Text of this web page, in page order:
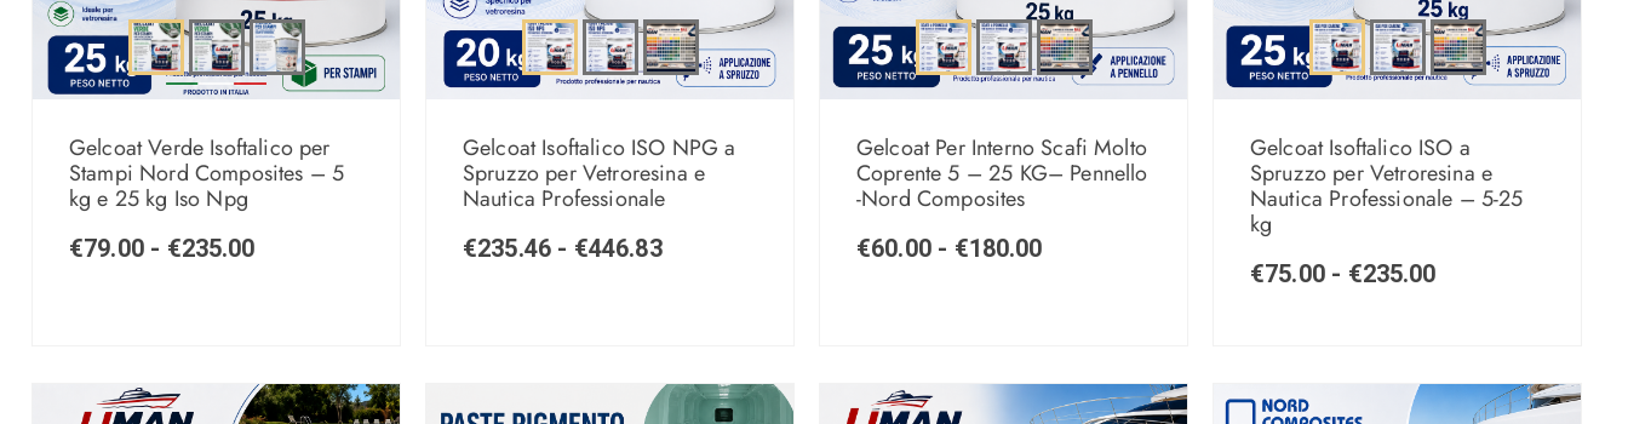
Gelcoat Verde Isoftalico per
Stampi Nord Composites – 5
kg e 25 kg Iso Npg
€79.00 - €235.00
Gelcoat Isoftalico ISO NPG a
Spruzzo per Vetroresina e
Nautica Professionale
€235.46 - €446.83
Gelcoat Per Interno Scafi Molto
Coprente 5 – 25 KG– Pennello
-Nord Composites
€60.00 - €180.00
Gelcoat Isoftalico ISO a
Spruzzo per Vetroresina e
Nautica Professionale – 5-25
kg
€75.00 - €235.00